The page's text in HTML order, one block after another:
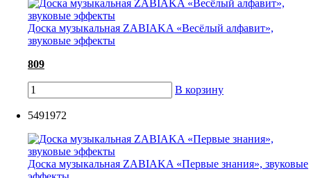
Доска музыкальная ZABIAKA «Весёлый алфавит»,
звуковые эффекты
809
В корзину
5491972
Доска музыкальная ZABIAKA «Первые знания», звуковые